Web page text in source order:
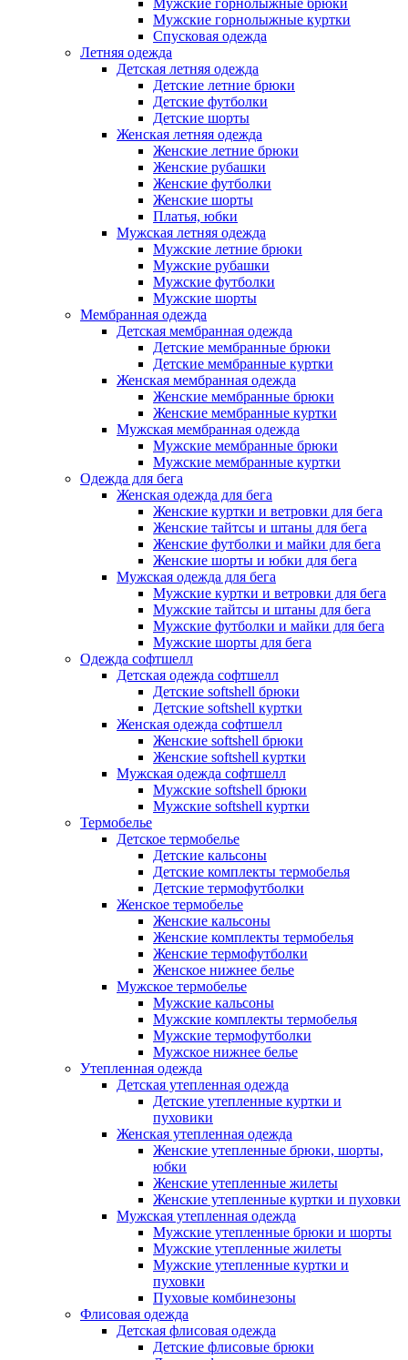
Мужские горнолыжные брюки
Мужские горнолыжные куртки
Спусковая одежда
Летняя одежда
Детская летняя одежда
Детские летние брюки
Детские футболки
Детские шорты
Женская летняя одежда
Женские летние брюки
Женские рубашки
Женские футболки
Женские шорты
Платья, юбки
Мужская летняя одежда
Мужские летние брюки
Мужские рубашки
Мужские футболки
Мужские шорты
Мембранная одежда
Детская мембранная одежда
Детские мембранные брюки
Детские мембранные куртки
Женская мембранная одежда
Женские мембранные брюки
Женские мембранные куртки
Мужская мембранная одежда
Мужские мембранные брюки
Мужские мембранные куртки
Одежда для бега
Женская одежда для бега
Женские куртки и ветровки для бега
Женские тайтсы и штаны для бега
Женские футболки и майки для бега
Женские шорты и юбки для бега
Мужская одежда для бега
Мужские куртки и ветровки для бега
Мужские тайтсы и штаны для бега
Мужские футболки и майки для бега
Мужские шорты для бега
Одежда софтшелл
Детская одежда софтшелл
Детские softshell брюки
Детские softshell куртки
Женская одежда софтшелл
Женские softshell брюки
Женские softshell куртки
Мужская одежда софтшелл
Мужские softshell брюки
Мужские softshell куртки
Термобелье
Детское термобелье
Детские кальсоны
Детские комплекты термобелья
Детские термофутболки
Женское термобелье
Женские кальсоны
Женские комплекты термобелья
Женские термофутболки
Женское нижнее белье
Мужское термобелье
Мужские кальсоны
Мужские комплекты термобелья
Мужские термофутболки
Мужское нижнее белье
Утепленная одежда
Детская утепленная одежда
Детские утепленные куртки и
пуховики
Женская утепленная одежда
Женские утепленные брюки, шорты,
юбки
Женские утепленные жилеты
Женские утепленные куртки и пуховки
Мужская утепленная одежда
Мужские утепленные брюки и шорты
Мужские утепленные жилеты
Мужские утепленные куртки и
пуховки
Пуховые комбинезоны
Флисовая одежда
Детская флисовая одежда
Детские флисовые брюки